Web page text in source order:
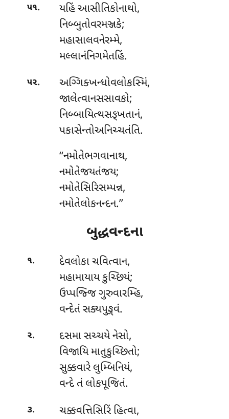
૫૧.
યહિં આસીતિકોનાથો,
નિબ્બુતોવરમઞ્જકે;
મહાસાલવનેરમ્મે,
મલ્લાનંનિગમેતહિં.
૫૨. અગ્ગિક્ખન્ધોવલોકસ્મિં,
જાલેત્વાનસસાવકો;
નિબ્બાયિત્થસઙ્ખતાનં,
પકાસેન્તોઅનિચ્ચતંતિ.
‘‘નમોતેભગવાનાથ,
નમોતેજયતંજય;
નમોતેસિરિસમ્પન્ન,
નમોતેલોકનન્દન.’’
બુદ્ધવન્દના
૧. દેવલોકા ચવિત્વાન,
મહામાયાય કુચ્છિયં;
ઉપ્પજ્જિ ગુરુવારમ્હિ,
વન્દેતં સક્યપુઙ્ગવં.
૨. દસમા સચ્ચયે નેસો,
વિજાયિ માતુકુચ્છિતો;
સુક્કવારે લુમ્બિનિયં,
વન્દે તં લોકપૂજિતં.
૩.
ચક્કવત્તિસિરિં હિત્વા,